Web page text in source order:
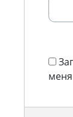
меня